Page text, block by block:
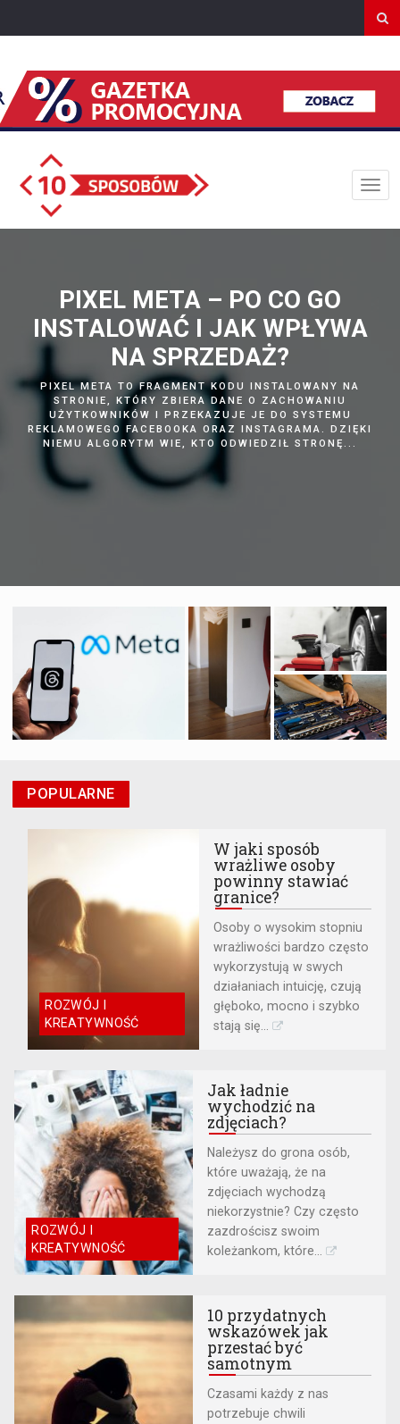
PIXEL META – PO CO GO
INSTALOWAĆ I JAK WPŁYWA
NA SPRZEDAŻ?
PIXEL META TO FRAGMENT KODU INSTALOWANY NA
STRONIE, KTÓRY ZBIERA DANE O ZACHOWANIU
UŻYTKOWNIKÓW I PRZEKAZUJE JE DO SYSTEMU
REKLAMOWEGO FACEBOOKA ORAZ INSTAGRAMA. DZIĘKI
NIEMU ALGORYTM WIE, KTO ODWIEDZIŁ STRONĘ...
POPULARNE
ROZWÓJ I
KREATYWNOŚĆ
W jaki sposób
wrażliwe osoby
powinny stawiać
granice?
Osoby o wysokim stopniu
wrażliwości bardzo często
wykorzystują w swych
działaniach intuicję, czują
głęboko, mocno i szybko
stają się...
ROZWÓJ I
KREATYWNOŚĆ
Jak ładnie
wychodzić na
zdjęciach?
Należysz do grona osób,
które uważają, że na
zdjęciach wychodzą
niekorzystnie? Czy często
zazdrościsz swoim
koleżankom, które...
10 przydatnych
wskazówek jak
przestać być
samotnym
Czasami każdy z nas
potrzebuje chwili